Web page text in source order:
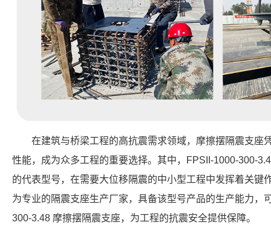
在建筑与桥梁工程的高抗震需求领域，摩擦摆隔震支座
性能，成为众多工程的重要选择。其中，FPSII-1000-300-
的代表型号，在需要大位移隔震的中小型工程中发挥着关键
为专业的隔震支座生产厂家，具备该型号产品的生产能力，
300-3.48 摩擦摆隔震支座，为工程的抗震安全提供保障。